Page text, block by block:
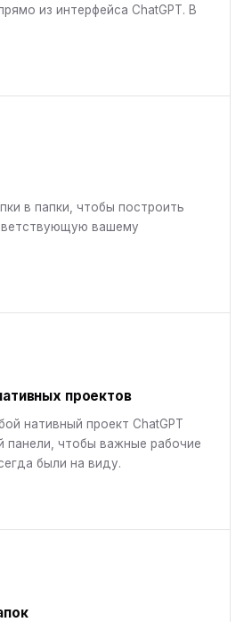
из интерфейса ChatGPT. В
в папки, чтобы построить
вашему
проектов
нативный проект ChatGPT
панели, чтобы важные рабочие
были на виду.